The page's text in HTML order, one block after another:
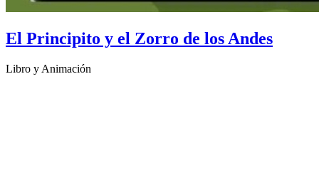
El Principito y el Zorro de los Andes
Libro y Animación